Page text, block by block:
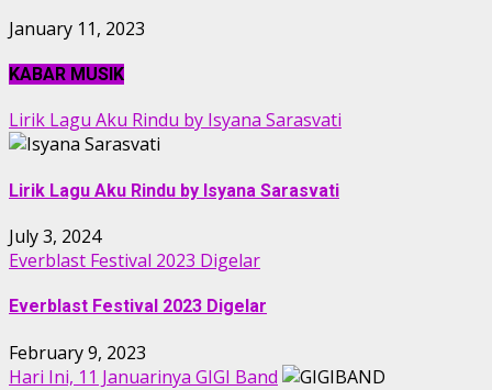
January 11, 2023
KABAR MUSIK
Lirik Lagu Aku Rindu by Isyana Sarasvati
Lirik Lagu Aku Rindu by Isyana Sarasvati
July 3, 2024
Everblast Festival 2023 Digelar
Everblast Festival 2023 Digelar
February 9, 2023
Hari Ini, 11 Januarinya GIGI Band